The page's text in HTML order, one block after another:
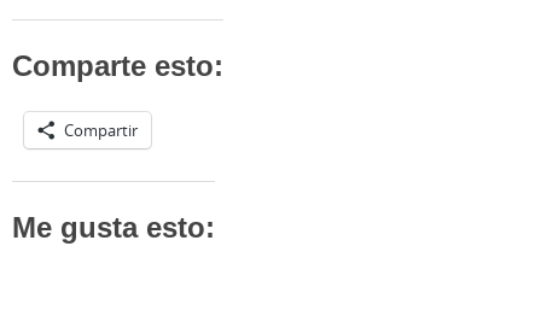
Comparte esto:
Compartir
Me gusta esto: